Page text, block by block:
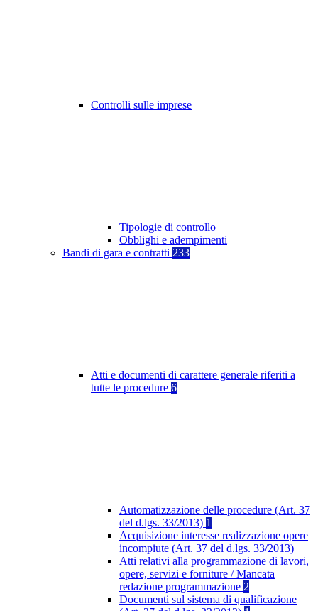
Controlli sulle imprese
Tipologie di controllo
Obblighi e adempimenti
Bandi di gara e contratti 233
Atti e documenti di carattere generale riferiti a
tutte le procedure 6
Automatizzazione delle procedure (Art. 37
del d.lgs. 33/2013) 1
Acquisizione interesse realizzazione opere
incompiute (Art. 37 del d.lgs. 33/2013)
Atti relativi alla programmazione di lavori,
opere, servizi e forniture / Mancata
redazione programmazione 2
Documenti sul sistema di qualificazione